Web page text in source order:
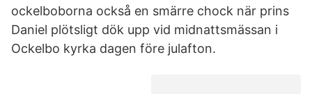
ockelboborna också en smärre chock när prins
Daniel plötsligt dök upp vid midnattsmässan i
Ockelbo kyrka dagen före julafton.